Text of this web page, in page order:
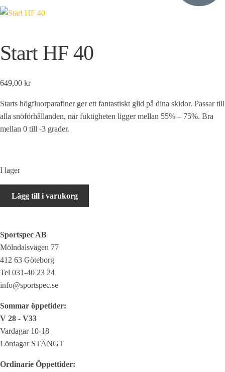
Start HF 40
649,00 kr
Starts högfluorparafiner ger ett fantastiskt glid på dina skidor. Passar till
alla snöförhållanden, när fuktigheten ligger mellan 55% – 75%. Bra
mellan 0 till -3 grader.
I lager
Lägg till i varukorg
Sportspec AB
Mölndalsvägen 77
412 63 Göteborg
Tel 031-40 23 24
info@sportspec.se
Sommar öppetider:
V 28 - V33
Vardagar 10-18
Lördagar STÄNGT
Ordinarie Öppettider: